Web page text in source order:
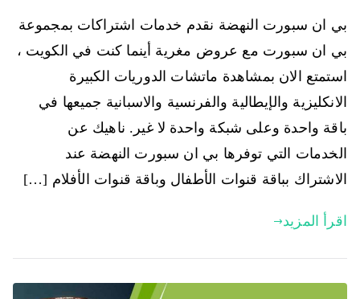
بي ان سبورت النهضة نقدم خدمات اشتراكات بمجموعة
بي ان سبورت مع عروض مغرية أينما كنت في الكويت ،
استمتع الان بمشاهدة ماتشات الدوريات الكبيرة
الانكليزية والإيطالية والفرنسية والاسبانية جميعها في
باقة واحدة وعلى شبكة واحدة لا غير. ناهيك عن
الخدمات التي توفرها بي ان سبورت النهضة عند
الاشتراك بباقة قنوات الأطفال وباقة قنوات الأفلام […]
اقرأ المزيد